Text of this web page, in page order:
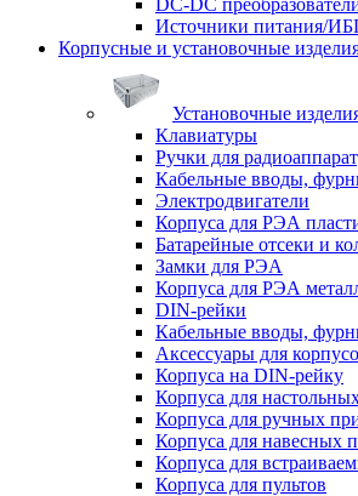
DC-DC
Источники питания/
Корпусные и установочные
Установочные
Клавиатуры
Ручки для
Кабельные вводы,
Электродвигатели
Корпуса для РЭА
Батарейные отсеки и
Замки для РЭА
Корпуса для РЭА
DIN-рейки
Кабельные вводы,
Аксессуары для
Корпуса на DIN-рейку
Корпуса для
Корпуса для ручных
Корпуса для навесных
Корпуса для
Корпуса для пультов